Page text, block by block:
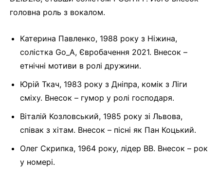
головна роль з вокалом.
Катерина Павленко, 1988 року з Ніжина,
солістка Go_A, Євробачення 2021. Внесок –
етнічні мотиви в ролі дружини.
Юрій Ткач, 1983 року з Дніпра, комік з Ліги
сміху. Внесок – гумор у ролі господаря.
Віталій Козловський, 1985 року зі Львова,
співак з хітам. Внесок – пісні як Пан Коцький.
Олег Скрипка, 1964 року, лідер ВВ. Внесок – рок
у номері.